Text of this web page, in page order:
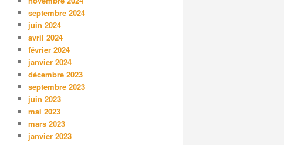
septembre 2024
juin 2024
avril 2024
février 2024
janvier 2024
décembre 2023
septembre 2023
juin 2023
mai 2023
mars 2023
janvier 2023